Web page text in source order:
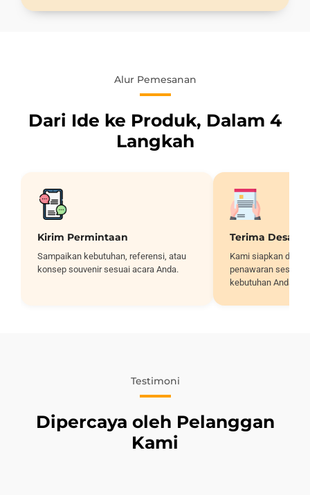
Alur Pemesanan
Dari Ide ke Produk, Dalam 4
Langkah
Kirim Permintaan
Sampaikan kebutuhan, referensi, atau
konsep souvenir sesuai acara Anda.
Terima Desain
Kami siapkan
penawaran sesuai
kebutuhan Anda.
Testimoni
Dipercaya oleh Pelanggan
Kami